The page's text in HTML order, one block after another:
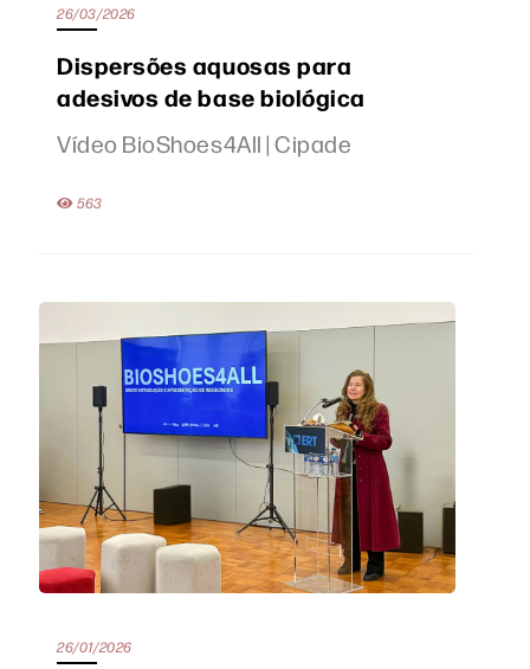
26/03/2026
Dispersões aquosas para
adesivos de base biológica
Vídeo BioShoes4All | Cipade
563
26/01/2026